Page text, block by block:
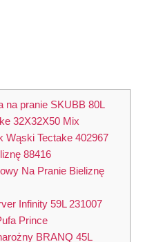
na pranie SKUBB 80L
32X32X50 Mix
Wąski Tectake 402967
88416
Na Pranie Bieliznę
Infinity 59L 231007
Prince
BRANQ 45L